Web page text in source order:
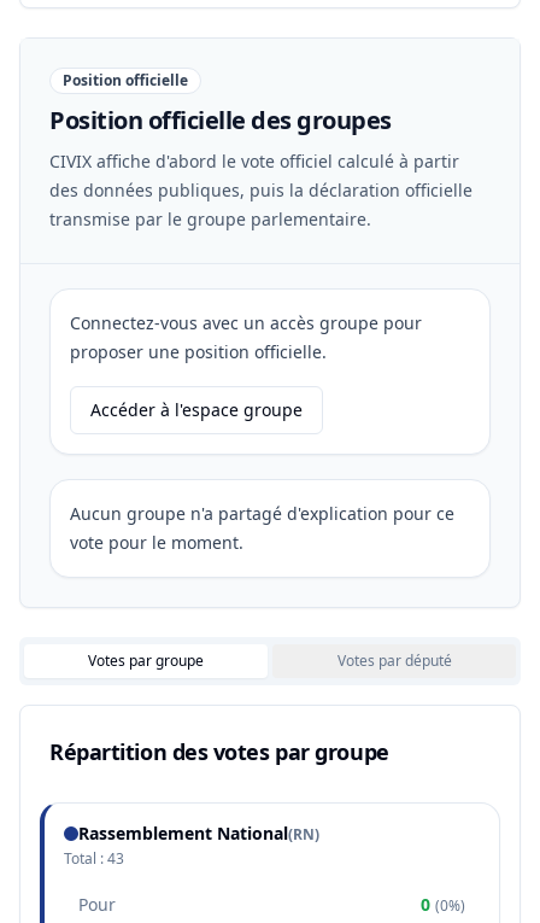
Position officielle
Position officielle des groupes
CIVIX affiche d'abord le vote officiel calculé à partir
des données publiques, puis la déclaration officielle
transmise par le groupe parlementaire.
Connectez-vous avec un accès groupe pour
proposer une position officielle.
Accéder à l'espace groupe
Aucun groupe n'a partagé d'explication pour ce
vote pour le moment.
Votes par groupe Votes par député
Répartition des votes par groupe
Rassemblement National(RN)
Total :43
Pour 0 (0%)